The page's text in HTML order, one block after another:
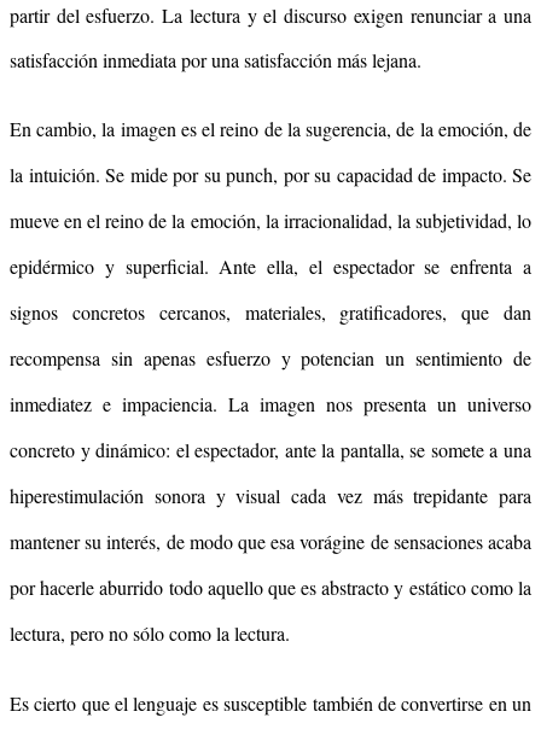
partir del esfuerzo. La lectura y el discurso exigen renunciar a una
satisfacción inmediata por una satisfacción más lejana.
En cambio, la imagen es el reino de la sugerencia, de la emoción, de
la intuición. Se mide por su punch, por su capacidad de impacto. Se
mueve en el reino de la emoción, la irracionalidad, la subjetividad, lo
epidérmico y superficial. Ante ella, el espectador se enfrenta a
signos concretos cercanos, materiales, gratificadores, que dan
recompensa sin apenas esfuerzo y potencian un sentimiento de
inmediatez e impaciencia. La imagen nos presenta un universo
concreto y dinámico: el espectador, ante la pantalla, se somete a una
hiperestimulación sonora y visual cada vez más trepidante para
mantener su interés, de modo que esa vorágine de sensaciones acaba
por hacerle aburrido todo aquello que es abstracto y estático como la
lectura, pero no sólo como la lectura.
Es cierto que el lenguaje es susceptible también de convertirse en un